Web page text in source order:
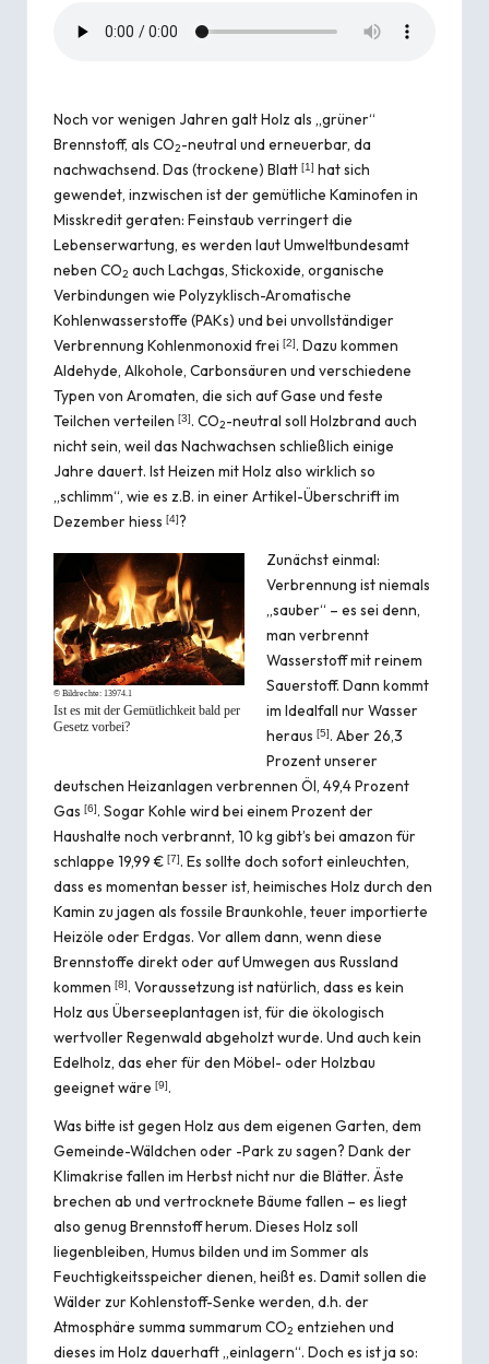
Noch vor wenigen Jahren galt Holz als „grüner“
Brennstoff, als CO2-neutral und erneuerbar, da
nachwachsend. Das (trockene) Blatt [1] hat sich
gewendet, inzwischen ist der gemütliche Kaminofen in
Misskredit geraten: Feinstaub verringert die
Lebenserwartung, es werden laut Umweltbundesamt
neben CO2 auch Lachgas, Stickoxide, organische
Verbindungen wie Polyzyklisch-Aromatische
Kohlenwasserstoffe (PAKs) und bei unvollständiger
Verbrennung Kohlenmonoxid frei [2]. Dazu kommen
Aldehyde, Alkohole, Carbonsäuren und verschiedene
Typen von Aromaten, die sich auf Gase und feste
Teilchen verteilen [3]. CO2-neutral soll Holzbrand auch
nicht sein, weil das Nachwachsen schließlich einige
Jahre dauert. Ist Heizen mit Holz also wirklich so
„schlimm“, wie es z.B. in einer Artikel-Überschrift im
Dezember hiess [4]?
© Bildrechte: 13974.1
Ist es mit der Gemütlichkeit bald per
Gesetz vorbei?
Zunächst einmal:
Verbrennung ist niemals
„sauber“ – es sei denn,
man verbrennt
Wasserstoff mit reinem
Sauerstoff. Dann kommt
im Idealfall nur Wasser
heraus [5]. Aber 26,3
Prozent unserer
deutschen Heizanlagen verbrennen Öl, 49,4 Prozent
Gas [6]. Sogar Kohle wird bei einem Prozent der
Haushalte noch verbrannt, 10 kg gibt’s bei amazon für
schlappe 19,99 € [7]. Es sollte doch sofort einleuchten,
dass es momentan besser ist, heimisches Holz durch den
Kamin zu jagen als fossile Braunkohle, teuer importierte
Heizöle oder Erdgas. Vor allem dann, wenn diese
Brennstoffe direkt oder auf Umwegen aus Russland
kommen [8]. Voraussetzung ist natürlich, dass es kein
Holz aus Überseeplantagen ist, für die ökologisch
wertvoller Regenwald abgeholzt wurde. Und auch kein
Edelholz, das eher für den Möbel- oder Holzbau
geeignet wäre [9].
Was bitte ist gegen Holz aus dem eigenen Garten, dem
Gemeinde-Wäldchen oder -Park zu sagen? Dank der
Klimakrise fallen im Herbst nicht nur die Blätter. Äste
brechen ab und vertrocknete Bäume fallen – es liegt
also genug Brennstoff herum. Dieses Holz soll
liegenbleiben, Humus bilden und im Sommer als
Feuchtigkeitsspeicher dienen, heißt es. Damit sollen die
Wälder zur Kohlenstoff-Senke werden, d.h. der
Atmosphäre summa summarum CO2 entziehen und
dieses im Holz dauerhaft „einlagern“. Doch es ist ja so: